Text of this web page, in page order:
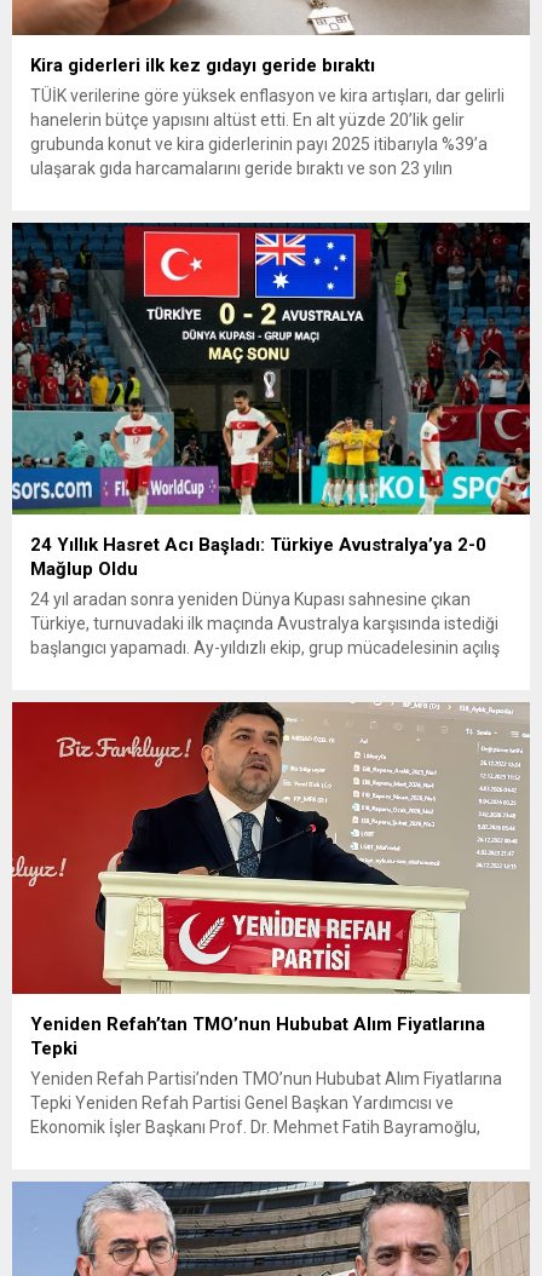
Kira giderleri ilk kez gıdayı geride bıraktı
TÜİK verilerine göre yüksek enflasyon ve kira artışları, dar gelirli
hanelerin bütçe yapısını altüst etti. En alt yüzde 20’lik gelir
grubunda konut ve kira giderlerinin payı 2025 itibarıyla %39’a
ulaşarak gıda harcamalarını geride bıraktı ve son 23 yılın
24 Yıllık Hasret Acı Başladı: Türkiye Avustralya’ya 2-0
Mağlup Oldu
24 yıl aradan sonra yeniden Dünya Kupası sahnesine çıkan
Türkiye, turnuvadaki ilk maçında Avustralya karşısında istediği
başlangıcı yapamadı. Ay-yıldızlı ekip, grup mücadelesinin açılış
itibaren iki takım da kontrollü bir oyun sergilerken, Avustralya
özellikle hızlı hücumlarla etkili olmaya...
Yeniden Refah’tan TMO’nun Hububat Alım Fiyatlarına
Tepki
Yeniden Refah Partisi’nden TMO’nun Hububat Alım Fiyatlarına
Tepki Yeniden Refah Partisi Genel Başkan Yardımcısı ve
Ekonomik İşler Başkanı Prof. Dr. Mehmet Fatih Bayramoğlu,
fiyatların çiftçinin artan maliyetlerini karşılamaktan uzak
olduğunu savunarak fiyatların yeniden değerlendirilmesi
çağrısında...